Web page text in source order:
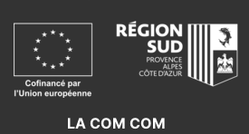
LA COM COM